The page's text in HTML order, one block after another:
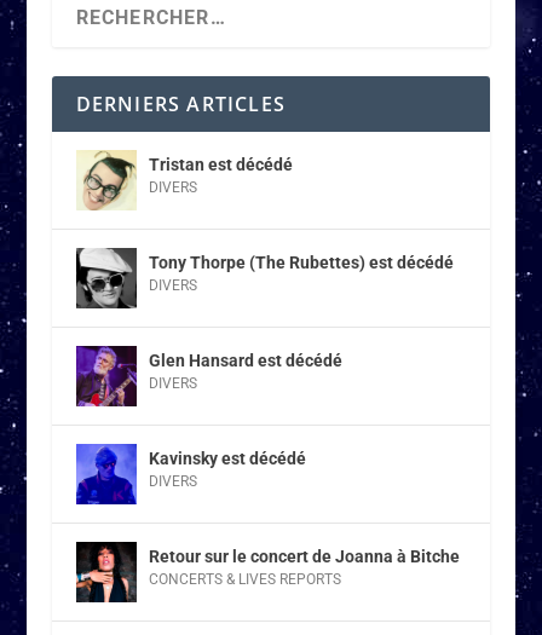
DERNIERS ARTICLES
Tristan est décédé
DIVERS
Tony Thorpe (The Rubettes) est décédé
DIVERS
Glen Hansard est décédé
DIVERS
Kavinsky est décédé
DIVERS
Retour sur le concert de Joanna à Bitche
CONCERTS & LIVES REPORTS